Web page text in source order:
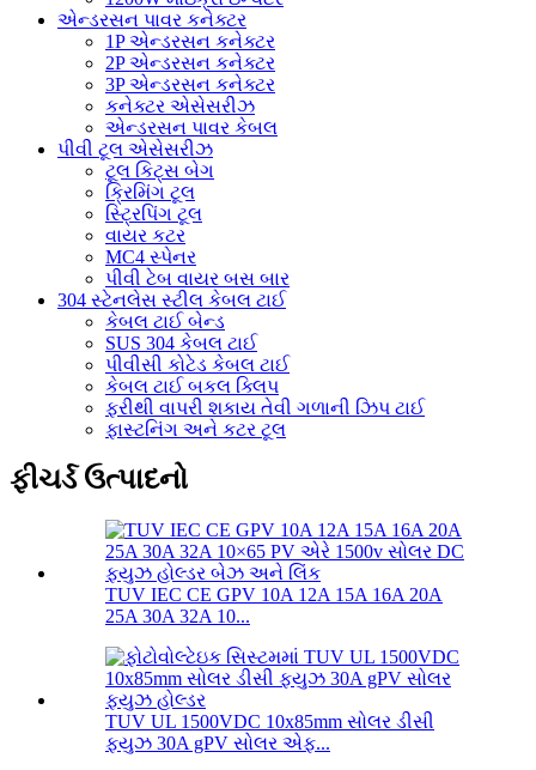
એન્ડરસન પાવર કનેક્ટર
1P એન્ડરસન કનેક્ટર
2P એન્ડરસન કનેક્ટર
3P એન્ડરસન કનેક્ટર
કનેક્ટર એસેસરીઝ
એન્ડરસન પાવર કેબલ
પીવી ટૂલ એસેસરીઝ
ટૂલ કિટ્સ બેગ
ક્રિમિંગ ટૂલ
સ્ટ્રિપિંગ ટૂલ
વાયર કટર
MC4 સ્પેનર
પીવી ટેબ વાયર બસ બાર
304 સ્ટેનલેસ સ્ટીલ કેબલ ટાઈ
કેબલ ટાઈ બેન્ડ
SUS 304 કેબલ ટાઈ
પીવીસી કોટેડ કેબલ ટાઈ
કેબલ ટાઈ બકલ ક્લિપ
ફરીથી વાપરી શકાય તેવી ગળાની ઝિપ ટાઈ
ફાસ્ટનિંગ અને કટર ટૂલ
ફીચર્ડ ઉત્પાદનો
TUV IEC CE GPV 10A 12A 15A 16A 20A
25A 30A 32A 10...
TUV UL 1500VDC 10x85mm સોલર ડીસી
ફ્યુઝ 30A gPV સોલર એફ...